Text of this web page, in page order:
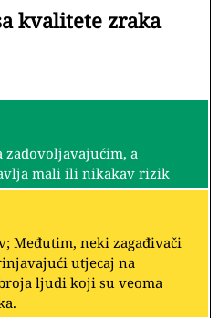
kvalitete zraka
zadovoljavajućim, a
mali ili nikakav rizik
Međutim, neki zagađivači
utjecaj na
ljudi koji su veoma